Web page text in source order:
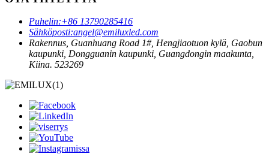
Puhelin:+86 13790285416
Sähköposti:angel@emiluxled.com
Rakennus, Guanhuang Road 1#, Hengjiaotuon kylä, Gaobun
kaupunki, Dongguanin kaupunki, Guangdongin maakunta,
Kiina. 523269